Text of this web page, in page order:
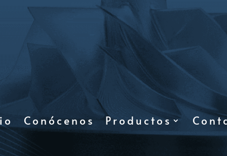
Conócenos Productos